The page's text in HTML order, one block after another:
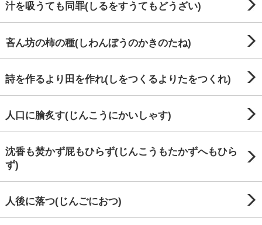
汁を吸うても同罪(しるをすうてもどうざい)
吝ん坊の柿の種(しわんぼうのかきのたね)
詩を作るより田を作れ(しをつくるよりたをつくれ)
人口に膾炙す(じんこうにかいしゃす)
沈香も焚かず屁もひらず(じんこうもたかずへもひら
ず)
人後に落つ(じんごにおつ)